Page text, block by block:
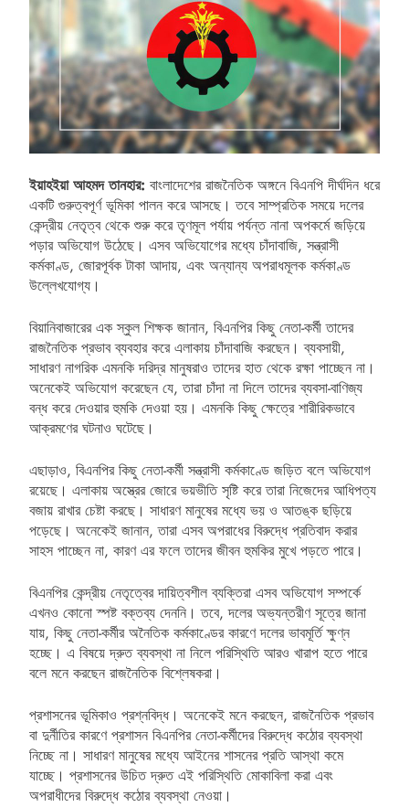
ইয়াহইয়া আহমদ তানহার: বাংলাদেশের রাজনৈতিক অঙ্গনে বিএনপি দীর্ঘদিন ধরে
একটি গুরুত্বপূর্ণ ভূমিকা পালন করে আসছে। তবে সাম্প্রতিক সময়ে দলের
কেন্দ্রীয় নেতৃত্ব থেকে শুরু করে তৃণমূল পর্যায় পর্যন্ত নানা অপকর্মে জড়িয়ে
পড়ার অভিযোগ উঠেছে। এসব অভিযোগের মধ্যে চাঁদাবাজি, সন্ত্রাসী
কর্মকাণ্ড, জোরপূর্বক টাকা আদায়, এবং অন্যান্য অপরাধমূলক কর্মকাণ্ড
উল্লেখযোগ্য।
বিয়ানিবাজারের এক স্কুল শিক্ষক জানান, বিএনপির কিছু নেতা-কর্মী তাদের
রাজনৈতিক প্রভাব ব্যবহার করে এলাকায় চাঁদাবাজি করছেন। ব্যবসায়ী,
সাধারণ নাগরিক এমনকি দরিদ্র মানুষরাও তাদের হাত থেকে রক্ষা পাচ্ছেন না।
অনেকেই অভিযোগ করেছেন যে, তারা চাঁদা না দিলে তাদের ব্যবসা-বাণিজ্য
বন্ধ করে দেওয়ার হুমকি দেওয়া হয়। এমনকি কিছু ক্ষেত্রে শারীরিকভাবে
আক্রমণের ঘটনাও ঘটেছে।
এছাড়াও, বিএনপির কিছু নেতা-কর্মী সন্ত্রাসী কর্মকাণ্ডে জড়িত বলে অভিযোগ
রয়েছে। এলাকায় অস্ত্রের জোরে ভয়ভীতি সৃষ্টি করে তারা নিজেদের আধিপত্য
বজায় রাখার চেষ্টা করছে। সাধারণ মানুষের মধ্যে ভয় ও আতঙ্ক ছড়িয়ে
পড়েছে। অনেকেই জানান, তারা এসব অপরাধের বিরুদ্ধে প্রতিবাদ করার
সাহস পাচ্ছেন না, কারণ এর ফলে তাদের জীবন হুমকির মুখে পড়তে পারে।
বিএনপির কেন্দ্রীয় নেতৃত্বের দায়িত্বশীল ব্যক্তিরা এসব অভিযোগ সম্পর্কে
এখনও কোনো স্পষ্ট বক্তব্য দেননি। তবে, দলের অভ্যন্তরীণ সূত্রে জানা
যায়, কিছু নেতা-কর্মীর অনৈতিক কর্মকাণ্ডের কারণে দলের ভাবমূর্তি ক্ষুণ্ন
হচ্ছে। এ বিষয়ে দ্রুত ব্যবস্থা না নিলে পরিস্থিতি আরও খারাপ হতে পারে
বলে মনে করছেন রাজনৈতিক বিশ্লেষকরা।
প্রশাসনের ভূমিকাও প্রশ্নবিদ্ধ। অনেকেই মনে করছেন, রাজনৈতিক প্রভাব
বা দুর্নীতির কারণে প্রশাসন বিএনপির নেতা-কর্মীদের বিরুদ্ধে কঠোর ব্যবস্থা
নিচ্ছে না। সাধারণ মানুষের মধ্যে আইনের শাসনের প্রতি আস্থা কমে
যাচ্ছে। প্রশাসনের উচিত দ্রুত এই পরিস্থিতি মোকাবিলা করা এবং
অপরাধীদের বিরুদ্ধে কঠোর ব্যবস্থা নেওয়া।